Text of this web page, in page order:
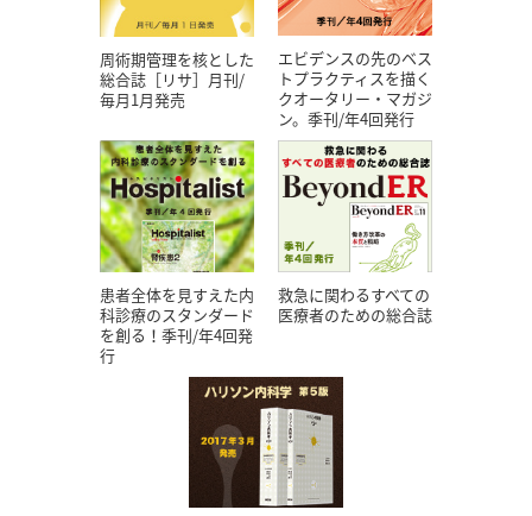
周術期管理を核とした
総合誌［リサ］月刊/
毎月1月発売
エビデンスの先のベス
トプラクティスを描く
クオータリー・マガジ
ン。季刊/年4回発行
患者全体を見すえた内
科診療のスタンダード
を創る！季刊/年4回発
行
救急に関わるすべての
医療者のための総合誌